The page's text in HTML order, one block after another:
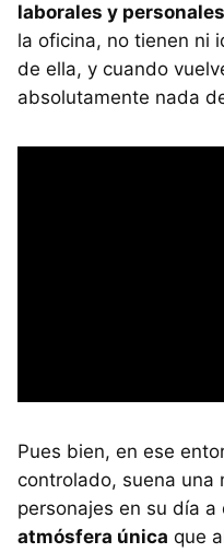
laborales y personales
la oficina, no tienen ni
de ella, y cuando
absolutamente nada
Pues bien, en ese
controlado, suena una
personajes en su día a
atmósfera única que